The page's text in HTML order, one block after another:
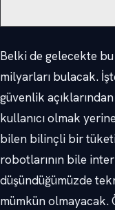
Belki de gelecekte
milyarları bulacak.
güvenlik
kullanıcı olmak
bilen bilinçli bir
robotlarının bile
düşündüğümüzde
mümkün